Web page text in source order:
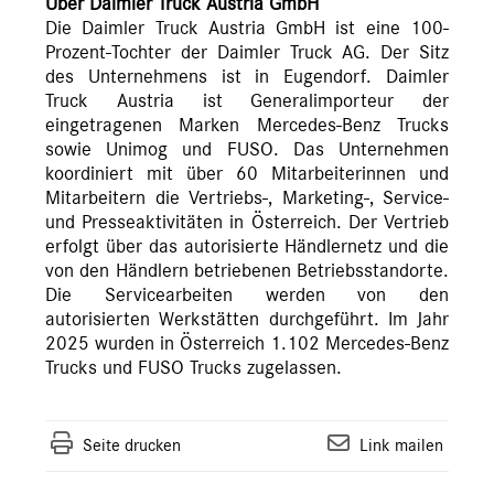
Über Daimler Truck Austria GmbH
Die Daimler Truck Austria GmbH ist eine 100-
Prozent-Tochter der Daimler Truck AG. Der Sitz
des Unternehmens ist in Eugendorf. Daimler
Truck Austria ist Generalimporteur der
eingetragenen Marken Mercedes-Benz Trucks
sowie Unimog und FUSO. Das Unternehmen
koordiniert mit über 60 Mitarbeiterinnen und
Mitarbeitern die Vertriebs-, Marketing-, Service-
und Presseaktivitäten in Österreich. Der Vertrieb
erfolgt über das autorisierte Händlernetz und die
von den Händlern betriebenen Betriebsstandorte.
Die Servicearbeiten werden von den
autorisierten Werkstätten durchgeführt. Im Jahr
2025 wurden in Österreich 1.102 Mercedes-Benz
Trucks und FUSO Trucks zugelassen.
Seite drucken Link mailen